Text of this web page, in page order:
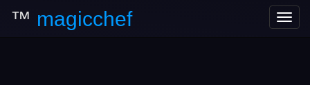
Toggle
magicchef
™